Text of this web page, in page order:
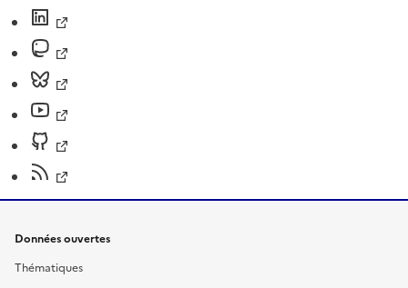
Données ouvertes
Thématiques